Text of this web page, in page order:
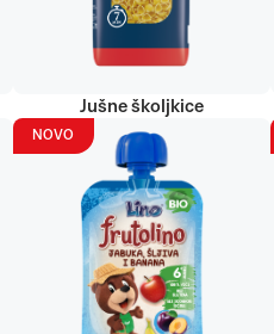
Jušne školjkice
NOVO